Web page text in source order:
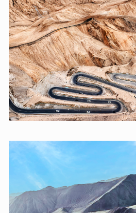
這條蜿蜒在新疆帕米爾高原上的“
來一場視覺與心靈的雙重震撼。不
是一段充滿哲思的旅程。路邊那句
從此人生盡是坦途”的標語，道出
駛其上，每一個急轉彎都是對耐心
登頂回望，那份征服感與豁然開朗
賞。